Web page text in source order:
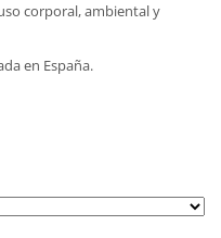
corporal, ambiental y
en España.